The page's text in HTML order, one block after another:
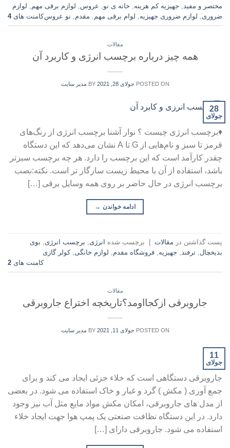
مختصر و مفید
جهیزیه کم هزینه خانه ی نو عروس لوازم برقی مهم
لوازم
ضروری
لوازم ضروری جهیزیه لوام برقی مهم مقدم نو عروسکامنت های4
مقالات
همه چیز درباره برچسب انرژی و کاربرد آن
POSTED ON جولای 28, 2021 BY مدیر سایت
28
جولای
♦برچسب انرژی چیست ؟ نوار آشنا برچسب انرژی از رنگ‌های
قرمز تا سبز و نام‌هایی از G تا A نشان می‌دهد که این دستگاه
چقدر کارآمد است که این برچسب را دارد. هر چه برچسب سبزتر
باشد، استفاده از آن با محیط زیست سازگار تر است. نکته:نصب
برچسب انرژی در حال حاضر بر روی همه وسایل برقی […]
ادامه خواندن →
پست گذاشتن در مقالات | برچسب شده انرژی برچسب انرژی
بوی
بدیخچال ترفند جهیزیه فروشگاه مقدم لوازم خانگی ,کولر گازی
کامنت های 2
مقالات
جاروبرقی ازکجااومد؟تاریخچه اختراع جاروبرقی
POSTED ON جولای 11, 2021 BY مدیر سایت
11
جولای
جاروبرقی دستگاهی است که خلاء جزئی ایجاد می کند و برای
جمع آوری ( مکش ) گرد و غبار و خاک استفاده می شود. در بعضی
از مدل های جاروبرقی، امکان مکش مواد مایع مثل آب نیز وجود
دارد. در این دستگاه نظافت صنعتی یک پمپ هوا جهت ایجاد خلاء
استفاده می شود. جاروبرقی دارای […]